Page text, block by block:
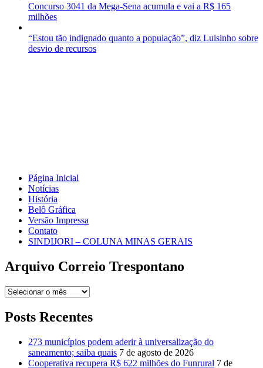
Concurso 3041 da Mega-Sena acumula e vai a R$ 165
milhões
“Estou tão indignado quanto a população”, diz Luisinho sobre
desvio de recursos
Página Inicial
Notícias
História
Belô Gráfica
Versão Impressa
Contato
SINDIJORI – COLUNA MINAS GERAIS
Arquivo Correio Trespontano
Arquivo
Trespontano
Posts Recentes
273 municípios podem aderir à universalização do
saneamento; saiba quais 7 de agosto de 2026
Cooperativa recupera R$ 622 milhões do Funrural 7 de